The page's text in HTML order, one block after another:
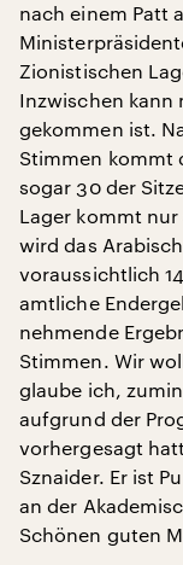
nach einem Patt
Zionistischen
Inzwischen kann
gekommen ist.
Stimmen kommt
sogar 30 der
Lager kommt
wird das
voraussichtlich
amtliche
nehmende
Stimmen. Wir
glaube ich,
aufgrund der
vorhergesagt
Sznaider. Er ist
an der
Schönen guten